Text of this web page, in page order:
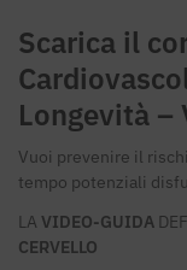
Scarica il
Longevità –
Vuoi prevenire il
tempo potenziali
LA VIDEO-GUIDA
CERVELLO